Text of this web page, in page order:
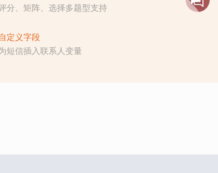
分、矩阵、选择多题型支持
自定义字段
短信插入联系人变量